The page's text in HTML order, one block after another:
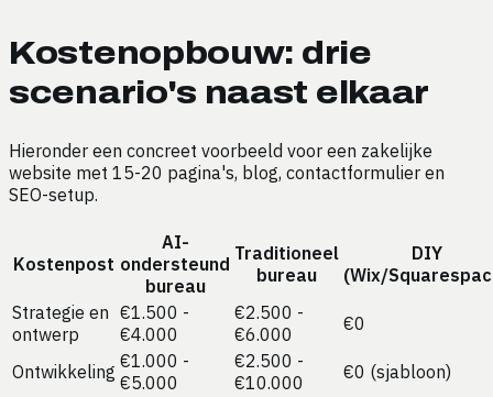
Kostenopbouw: drie
scenario's naast elkaar
Hieronder een concreet voorbeeld voor een zakelijke
website met 15-20 pagina's, blog, contactformulier en
SEO-setup.
Kostenpost
AI-
ondersteund
bureau
Traditioneel
bureau
DIY
(Wix/
Strategie en
ontwerp
€1.500 -
€4.000
€2.500 -
€6.000
€0
Ontwikkeling €1.000 -
€5.000
€2.500 -
€10.000
€0 (sjabloon)